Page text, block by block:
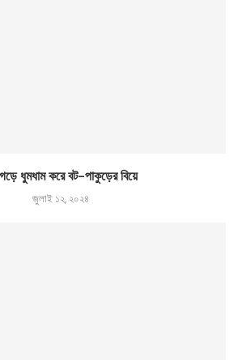
ধুমধাম করে বট-পাকুড়ের বিয়ে
জুলাই ১২, ২০২৪